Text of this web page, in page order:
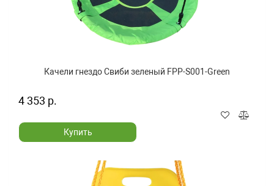
Качели гнездо Свиби зеленый FPP-S001-Green
4 353 р.
Купить